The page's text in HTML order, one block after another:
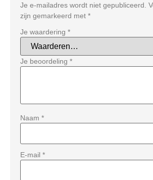
Je e-mailadres wordt niet gepubliceerd.
zijn gemarkeerd met *
Je waardering *
Je beoordeling *
Naam *
E-mail *